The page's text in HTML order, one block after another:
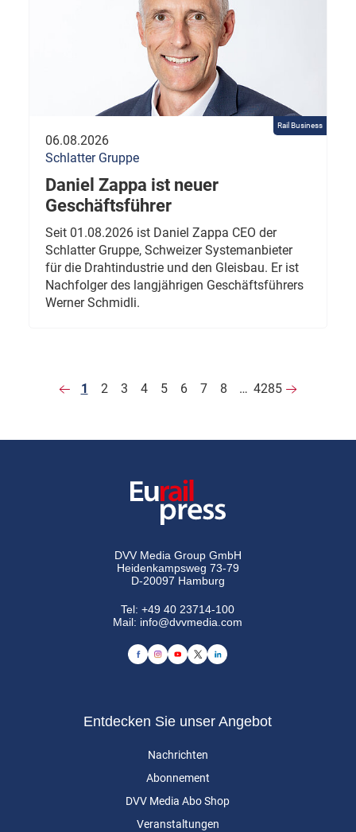
Rail Business
06.08.2026
Schlatter Gruppe
Daniel Zappa ist neuer
Geschäftsführer
Seit 01.08.2026 ist Daniel Zappa CEO der
Schlatter Gruppe, Schweizer Systemanbieter
für die Drahtindustrie und den Gleisbau. Er ist
Nachfolger des langjährigen Geschäftsführers
Werner Schmidli.
1 2 3 4 5 6 7 8 … 4285
DVV Media Group GmbH
Heidenkampsweg 73-79
D-20097 Hamburg
Tel:+49 40 23714-100
Mail: info@dvvmedia.com
Entdecken Sie unser Angebot
Nachrichten
Abonnement
DVV Media Abo Shop
Veranstaltungen